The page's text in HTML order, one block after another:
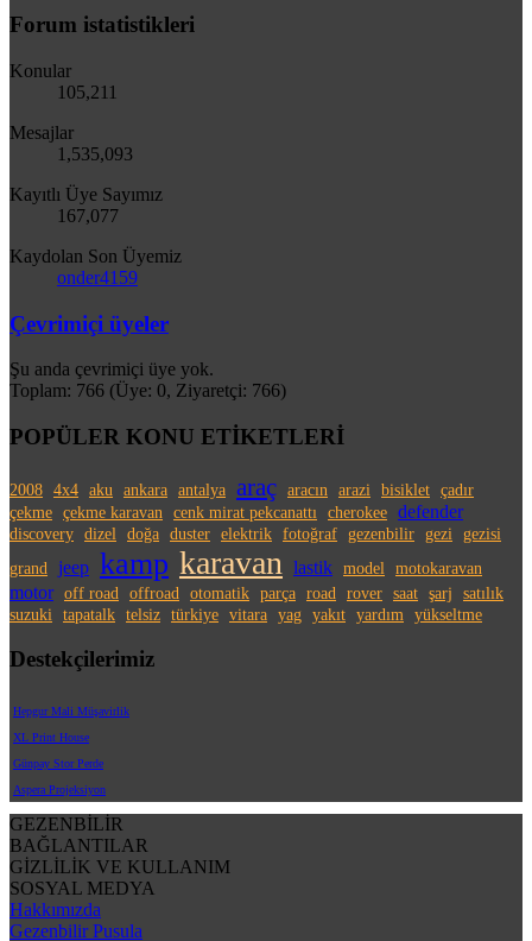
Forum istatistikleri
Konular
105,211
Mesajlar
1,535,093
Kayıtlı Üye Sayımız
167,077
Kaydolan Son Üyemiz
onder4159
Çevrimiçi üyeler
Şu anda çevrimiçi üye yok.
Toplam: 766 (Üye: 0, Ziyaretçi: 766)
POPÜLER KONU ETİKETLERİ
2008 4x4 aku ankara antalya araç aracın arazi bisiklet çadır
çekme çekme karavan cenk mirat pekcanattı cherokee defender
discovery dizel doğa duster elektrik fotoğraf gezenbilir gezi
gezisi
grand
jeep kamp karavan lastik model motokaravan
motor off road offroad otomatik parça road rover saat şarj
satılık
suzuki
tapatalk telsiz türkiye vitara yag yakıt yardım yükseltme
Destekçilerimiz
Hepgur Mali Müşavirlik
XL Print House
Günpay Stor Perde
Aspera Projeksiyon
GEZENBİLİR
BAĞLANTILAR
GİZLİLİK VE KULLANIM
SOSYAL MEDYA
Hakkımızda
Gezenbilir Pusula